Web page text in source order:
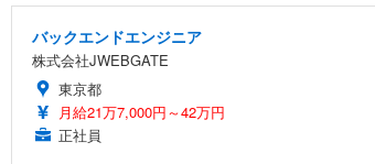
バックエンドエンジニア
株式会社JWEBGATE
東京都
月給21万7,000円～42万円
正社員